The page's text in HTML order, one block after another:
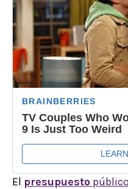
El presupuesto